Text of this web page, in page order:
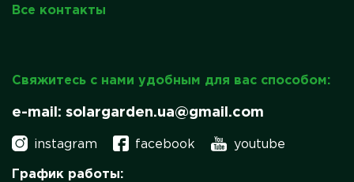
Все контакты
Свяжитесь с нами удобным для вас способом:
e-mail: solargarden.ua@gmail.com
instagram facebook youtube
График работы: